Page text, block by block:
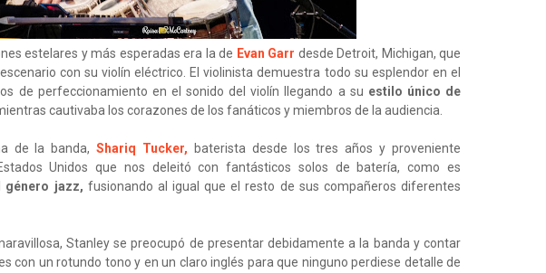
estelares y más esperadas era la de Evan Garr desde Detroit, Michigan, que
con su violín eléctrico. El violinista demuestra todo su esplendor en el
de perfeccionamiento en el sonido del violín llegando a su estilo único de
cautivaba los corazones de los fanáticos y miembros de la audiencia.
de la banda,Shariq Tucker, baterista desde los tres años y proveniente
Unidos que nos deleitó con fantásticos solos de batería, como es
género jazz, fusionando al igual que el resto de sus compañeros diferentes
Stanley se preocupó de presentar debidamente a la banda y contar
con un rotundo tono y en un claro inglés para que ninguno perdiese detalle de